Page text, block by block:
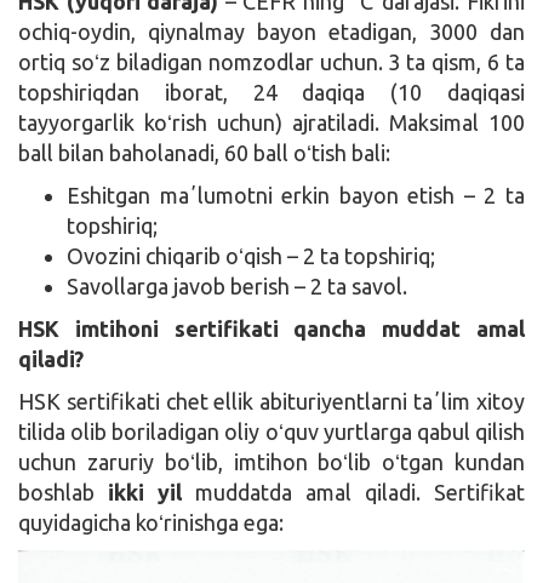
ochiq-oydin, qiynalmay bayon etadigan, 3000 dan
ortiq soʻz biladigan nomzodlar uchun. 3 ta qism, 6 ta
topshiriqdan iborat, 24 daqiqa (10 daqiqasi
tayyorgarlik koʻrish uchun) ajratiladi. Maksimal 100
ball bilan baholanadi, 60 ball oʻtish bali:
Eshitgan maʼlumotni erkin bayon etish – 2 ta
topshiriq;
Ovozini chiqarib oʻqish – 2 ta topshiriq;
Savollarga javob berish – 2 ta savol.
HSK imtihoni sertifikati qancha muddat amal
qiladi?
HSK sertifikati chet ellik abituriyentlarni taʼlim xitoy
tilida olib boriladigan oliy oʻquv yurtlarga qabul qilish
uchun zaruriy boʻlib, imtihon boʻlib oʻtgan kundan
boshlab ikki yil muddatda amal qiladi. Sertifikat
quyidagicha koʻrinishga ega: